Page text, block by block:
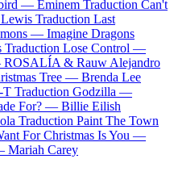
— Eminem Traduction Can't
Traduction Last
— Imagine Dragons
Traduction Lose Control —
ROSALÍA & Rauw Alejandro
Tree — Brenda Lee
T Traduction Godzilla —
For? — Billie Eilish
Traduction Paint The Town
For Christmas Is You —
Mariah Carey